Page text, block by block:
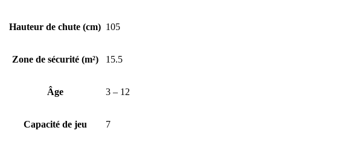
Hauteur de chute (cm) 105
Zone de sécurité (m²) 15.5
Âge 3 – 12
Capacité de jeu 7